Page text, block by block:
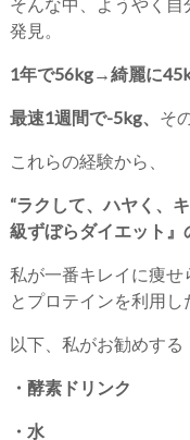
発見。
1年で56kg→綺麗に
最速1週間で-5kg、 そ
これらの経験から、
“ラクして、ハヤく、
級ずぼらダイエット』
私が一番キレイに痩せ
とプロテインを利用し
以下、私がお勧めする
・酵素ドリンク
・水